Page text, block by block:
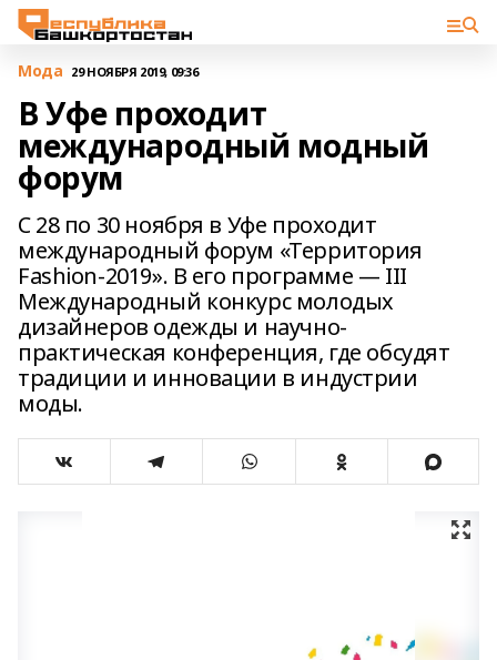
Мода 29 НОЯБРЯ 2019, 09:36
В Уфе проходит
международный модный
форум
С 28 по 30 ноября в Уфе проходит
международный форум «Территория
Fashion-2019». В его программе — III
Международный конкурс молодых
дизайнеров одежды и научно-
практическая конференция, где обсудят
традиции и инновации в индустрии
моды.